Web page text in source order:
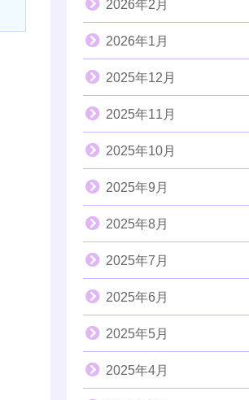
2026年2月
2026年1月
2025年12月
2025年11月
2025年10月
2025年9月
2025年8月
2025年7月
2025年6月
2025年5月
2025年4月